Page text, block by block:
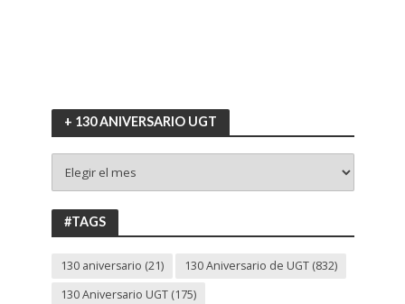
+ 130 ANIVERSARIO UGT
130
ANIVERSARIO
UGT
#TAGS
130 aniversario (21) 130 Aniversario de UGT(832)
130 Aniversario UGT(175)